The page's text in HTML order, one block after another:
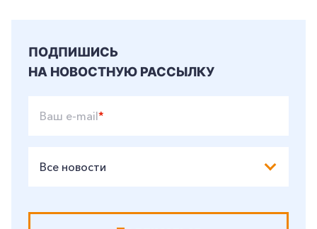
ПОДПИШИСЬ
НА НОВОСТНУЮ РАССЫЛКУ
Ваш e-mail*
Все новости